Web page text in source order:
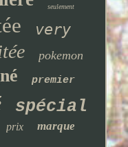
seulement
very
pokemon
premier
spécial
prix marque